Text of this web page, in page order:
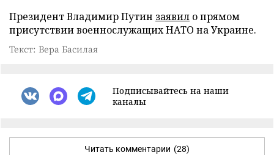
Президент Владимир Путин заявил о прямом
присутствии военнослужащих НАТО на Украине.
Текст: Вера Басилая
Подписывайтесь на наши
каналы
Читать комментарии (28)